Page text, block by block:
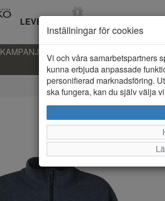
LEVERANS INOM 2-5 DAGAR
KAMPANJ KLÄDER-BARN
Inställningar för cookies
Vi och våra samarbetspartners
kunna erbjuda anpassade
personifierad marknadsföring.
ska fungera, kan du själv välja